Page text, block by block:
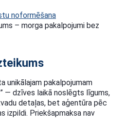
noformēšana
– morga pakalpojumi bez
unikālajam pakalpojumam
— dzīves laikā noslēgts līgums,
detaļas, bet aģentūra pēc
izpildi. Priekšapmaksa nav